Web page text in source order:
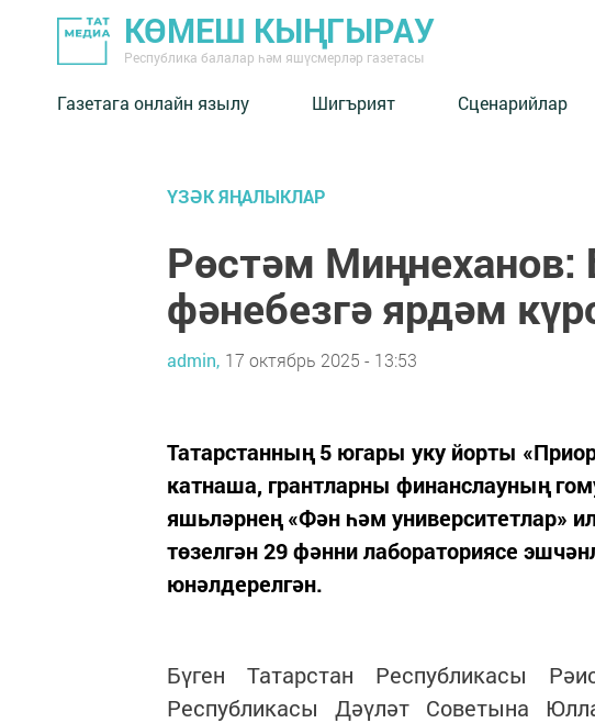
КӨМЕШ КЫҢГЫРАУ
Республика балалар һәм яшүсмерләр газетасы
Газетага онлайн язылу Шигърият Сценарийлар
ҮЗӘК ЯҢАЛЫКЛАР
Рөстәм Миңнеханов:
фәнебезгә ярдәм
admin, 17 октябрь 2025 - 13:53
Татарстанның 5 югары уку йорты
катнаша, грантларны финанслауның
яшьләрнең «Фән һәм университетлар»
төзелгән 29 фәнни лабораториясе
юнәлдерелгән.
Бүген Татарстан Республикасы
Республикасы Дәүләт Советына